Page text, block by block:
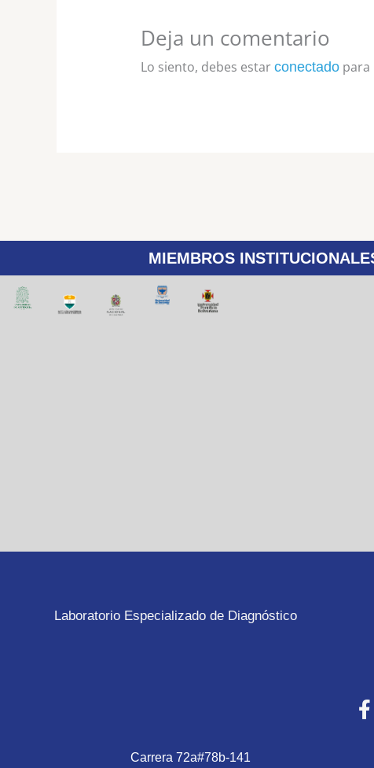
Deja un comentario
Lo siento, debes estar conectadopara
MIEMBROS
Laboratorio Especializado de Diagnóstico
Carrera 72a#78b-141